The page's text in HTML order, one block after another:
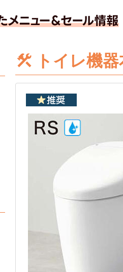
トイレ機